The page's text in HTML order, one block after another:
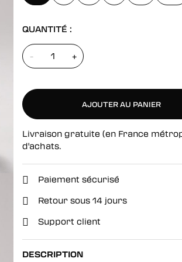
QUANTITÉ :
- +
AJOUTER AU PANIER
AJOUTER AU PANIER
Livraison gratuite (en France
d'achats.
Paiement sécurisé
Retour sous 14 jours
Support client
DESCRIPTION